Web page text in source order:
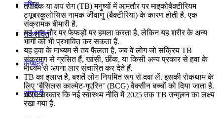
गणित
तर्कशक्ति
कंप्यूटर
अंग्रेजी
तपेदिक या क्षय रोग (TB) मनुष्यों में आमतौर पर माइकोबैक्टीरियम
ट्यूबरकुलोसिस नामक जीवाणु (बैक्टीरिया) के कारण होती है. एक
संक्रामक बीमारी है.
यह आम तौर पर फेफड़ों पर हमला करता है, लेकिन यह शरीर के अन्य
भागों को भी प्रभावित कर सकता हैं.
यह हवा के माध्यम से तब फैलता है, जब वे लोग जो सक्रिय TB
संक्रमण से ग्रसित हैं, खांसी, छींक, या किसी अन्य प्रकार से हवा के
माध्यम से अपना लार संचारित कर देते हैं.
TB का इलाज़ है, बशर्ते लोग नियमित रूप से दवा लें. इसकी रोकथाम के
लिए ‘बैसिलस काल्मेट-गुएरिन’ (BCG) वैक्सीन बच्चों को दिया जाता है.
भारत सरकार कि नई स्वास्थ्य नीति में 2025 तक TB उन्मूलन का लक्ष्य
रखा गया है.